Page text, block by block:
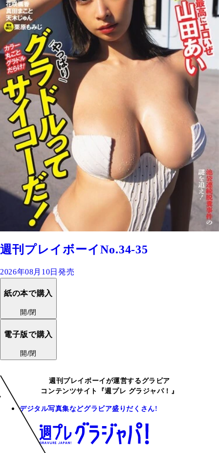
週刊プレイボーイNo.34-35
2026年08月10日発売
紙の本で購入
開/閉
電子版で購入
開/閉
週刊プレイボーイが運営するグラビア
コンテンツサイト『週プレ グラジャパ！』
デジタル写真集などグラビア盛りだくさん!